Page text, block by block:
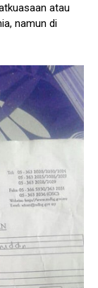
atau
namun di